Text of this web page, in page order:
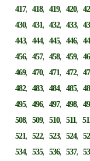
417,418,419,420,
430,431,432,433,
443,444,445,446,
456,457,458,459,
469,470,471,472,
482,483,484,485,
495,496,497,498,
508,509,510,511,
521,522,523,524,
534,535,536,537,